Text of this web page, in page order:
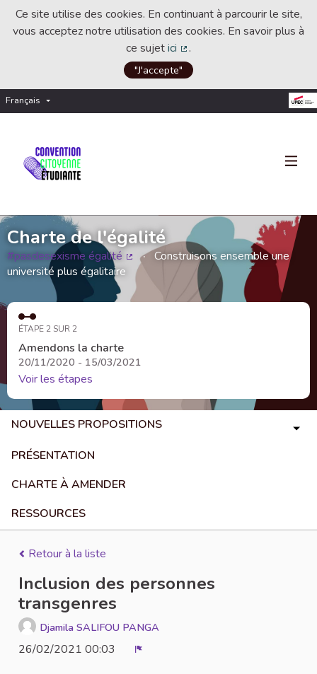
Ce site utilise des cookies. En continuant à parcourir le site,
vous acceptez notre utilisation des cookies. En savoir plus à
ce sujetici
(Lien externe)
.
"J'accepte"
Français Choisir la langue
Charte de l'égalité
#pasdesexisme égalité
(Lien externe)
Construisons ensemble une
université plus égalitaire
ÉTAPE 2 SUR 2
Amendons la charte
20/11/2020 - 15/03/2021
Voir les étapes
NOUVELLES PROPOSITIONS
PRÉSENTATION
CHARTE À AMENDER
RESSOURCES
Retour à la liste
Inclusion des personnes
transgenres
Djamila SALIFOU PANGA
26/02/2021 00:03